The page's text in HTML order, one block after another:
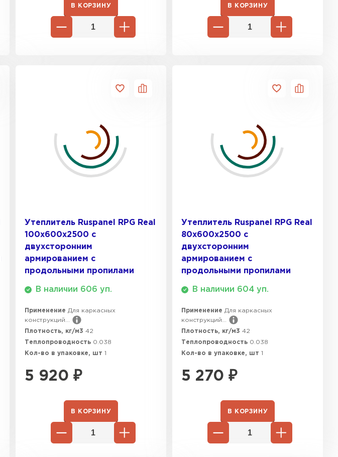
В КОРЗИНУ В КОРЗИНУ
Утеплитель Ruspanel RPG Real
100х600х2500 с
двухсторонним
армированием с
продольными пропилами
В наличии 606 уп.
Применение Для каркасных
конструкций...
Плотность, кг/м3 42
Теплопроводность 0.038
Кол-во в упаковке, шт 1
5 920 ₽
В КОРЗИНУ
Утеплитель Ruspanel RPG Real
80х600х2500 с
двухсторонним
армированием с
продольными пропилами
В наличии 604 уп.
Применение Для каркасных
конструкций...
Плотность, кг/м3 42
Теплопроводность 0.038
Кол-во в упаковке, шт 1
5 270 ₽
В КОРЗИНУ
ПЕРЕЙТИ
ПЕРЕЙТИ
Сэндвич-панели
ПЕРЕЙТИ
ПЕРЕЙТИ